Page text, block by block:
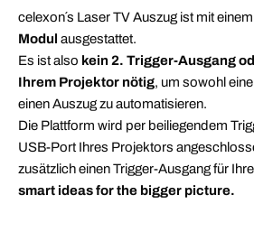
celexon´s Laser TV Auszug ist mit einem
Modul ausgestattet.
Es ist also kein 2. Trigger-Ausgang
Ihrem Projektor nötig, um sowohl
einen Auszug zu automatisieren.
Die Plattform wird per beiliegendem
USB-Port Ihres Projektors
zusätzlich einen Trigger-Ausgang für
smart ideas for the bigger picture.